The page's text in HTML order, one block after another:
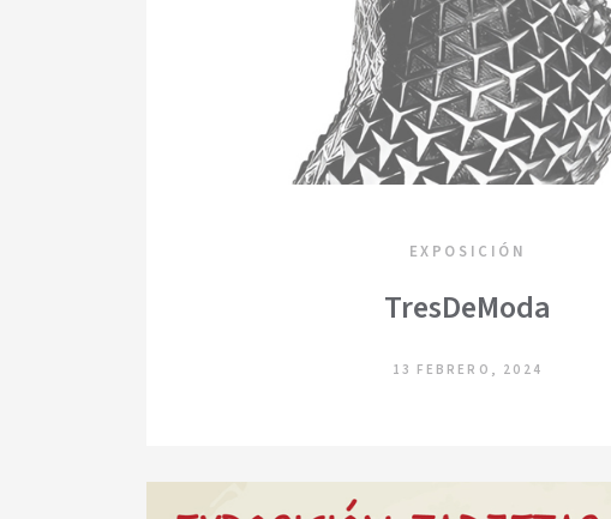
EXPOSICIÓN
TresDeModa
13 FEBRERO, 2024